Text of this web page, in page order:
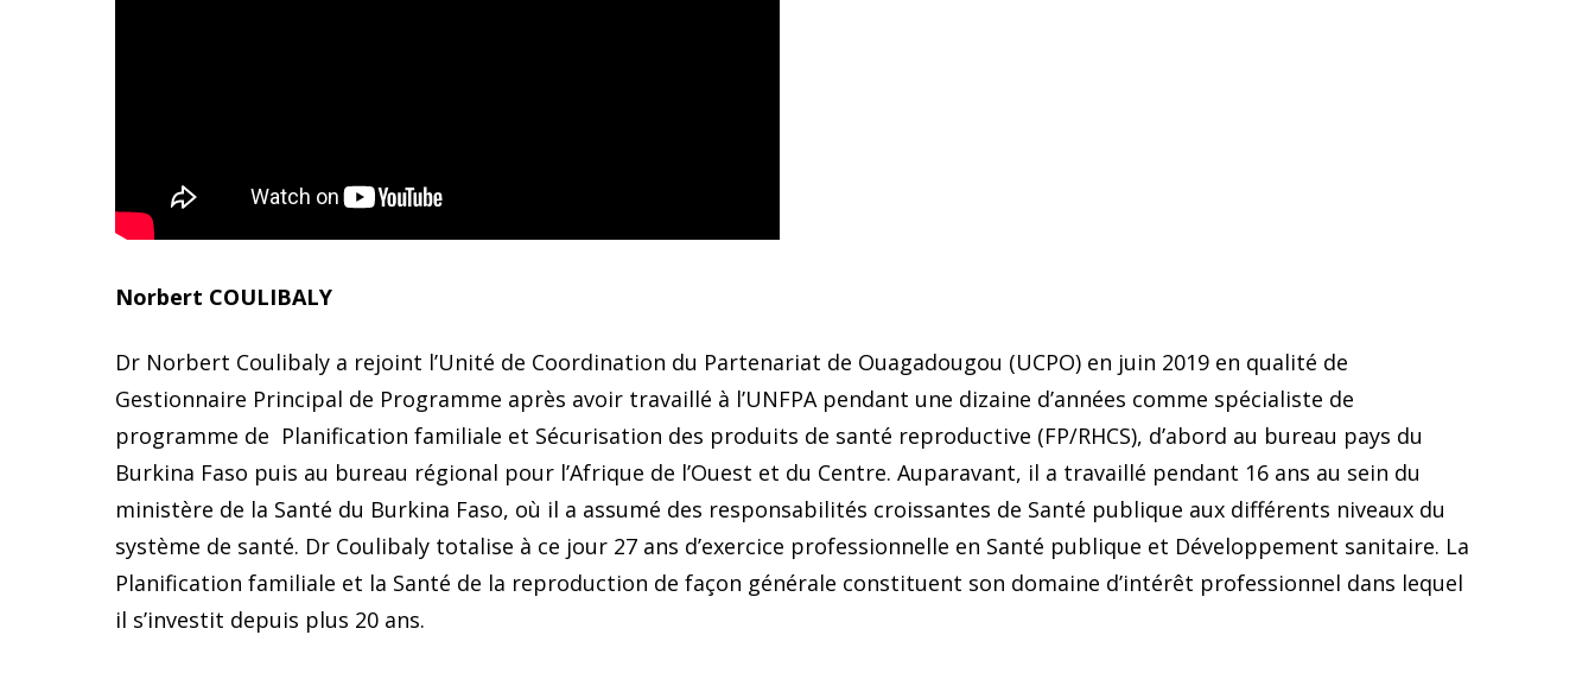
Norbert COULIBALY
Dr Norbert Coulibaly a rejoint l’Unité de Coordination du Partenariat de Ouagadougou (UCPO) en juin 2019 en qualité de
Gestionnaire Principal de Programme après avoir travaillé à l’UNFPA pendant une dizaine d’années comme spécialiste de
programme de Planification familiale et Sécurisation des produits de santé reproductive (FP/RHCS), d’abord au bureau pays du
Burkina Faso puis au bureau régional pour l’Afrique de l’Ouest et du Centre. Auparavant, il a travaillé pendant 16 ans au sein du
ministère de la Santé du Burkina Faso, où il a assumé des responsabilités croissantes de Santé publique aux différents niveaux du
système de santé. Dr Coulibaly totalise à ce jour 27 ans d’exercice professionnelle en Santé publique et Développement sanitaire. La
Planification familiale et la Santé de la reproduction de façon générale constituent son domaine d’intérêt professionnel dans lequel
il s’investit depuis plus 20 ans.